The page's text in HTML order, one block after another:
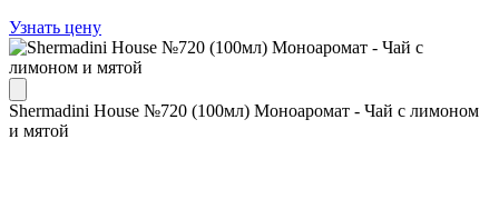
Узнать цену
Shermadini House №720 (100мл) Моноаромат - Чай с лимоном
и мятой